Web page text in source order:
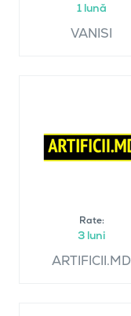
1 lună
VANISI
Rate:
3 luni
ARTIFICII.MD